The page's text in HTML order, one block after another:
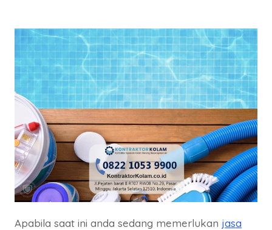
Apabila saat ini anda sedang memerlukan jasa